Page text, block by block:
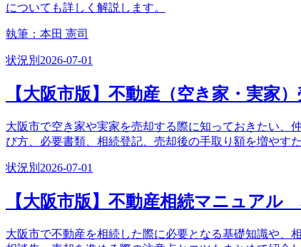
についても詳しく解説します。
執筆： 本田 憲司
状況別 2026-07-01
【大阪市版】不動産（空き家・実
大阪市で空き家や実家を売却する際に知っておきたい、
び方、必要書類、相続登記、売却後の手取り額を増やす
状況別 2026-07-01
【大阪市版】不動産相続マニュア
大阪市で不動産を相続した際に必要となる基礎知識や、